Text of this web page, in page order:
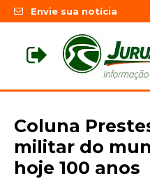
Envie sua notícia
Coluna
militar do
hoje 100 anos